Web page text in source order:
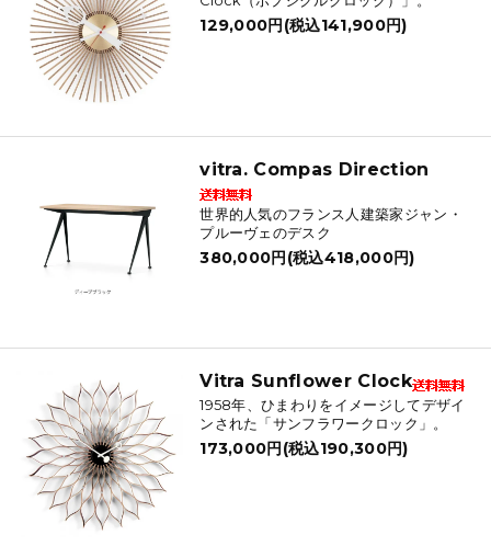
129,000円(税込141,900円)
vitra. Compas Direction
世界的人気のフランス人建築家ジャン・
プルーヴェのデスク
380,000円(税込418,000円)
Vitra Sunflower Clock
1958年、ひまわりをイメージしてデザイ
ンされた「サンフラワークロック」。
173,000円(税込190,300円)